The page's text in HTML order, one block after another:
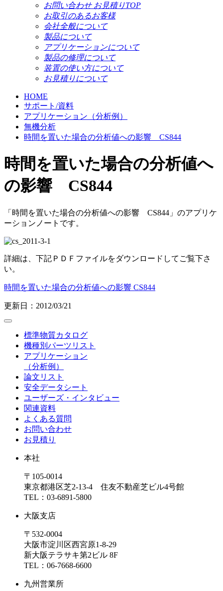
お問い合わせ お見積りTOP
お取引のあるお客様
会社全般について
製品について
アプリケーションについて
製品の修理について
装置の使い方について
お見積りについて
HOME
サポート/資料
アプリケーション（分析例）
無機分析
時間を置いた場合の分析値への影響 CS844
時間を置いた場合の分析値へ
の影響 CS844
「時間を置いた場合の分析値への影響 CS844」のアプリケ
ーションノートです。
詳細は、下記ＰＤＦファイルをダウンロードしてご覧下さ
い。
時間を置いた場合の分析値への影響 CS844
更新日：2012/03/21
標準物質カタログ
機種別パーツリスト
アプリケーション
（分析例）
論文リスト
安全データシート
ユーザーズ・インタビュー
関連資料
よくある質問
お問い合わせ
お見積り
本社
〒105-0014
東京都港区芝2-13-4 住友不動産芝ビル4号館
TEL：03-6891-5800
大阪支店
〒532-0004
大阪市淀川区西宮原1-8-29
新大阪テラサキ第2ビル 8F
TEL：06-7668-6600
九州営業所